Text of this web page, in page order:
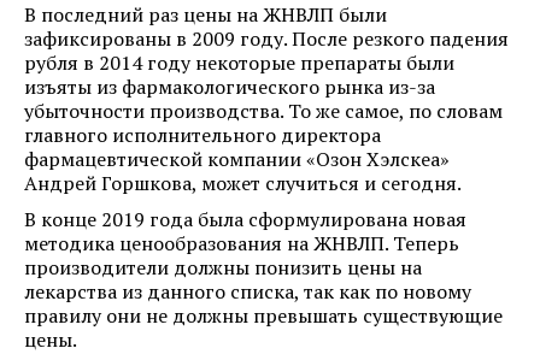
В последний раз цены на ЖНВЛП были
зафиксированы в 2009 году. После резкого падения
рубля в 2014 году некоторые препараты были
изъяты из фармакологического рынка из-за
убыточности производства. То же самое, по словам
главного исполнительного директора
фармацевтической компании «Озон Хэлскеа»
Андрей Горшкова, может случиться и сегодня.
В конце 2019 года была сформулирована новая
методика ценообразования на ЖНВЛП. Теперь
производители должны понизить цены на
лекарства из данного списка, так как по новому
правилу они не должны превышать существующие
цены.